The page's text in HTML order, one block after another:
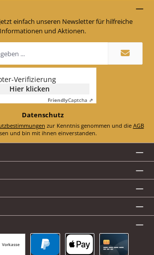
einfach unseren Newsletter für hilfreiche
Informationen und Aktionen.
Verifizierung
Hier klicken
FriendlyCaptcha ⇗
Datenschutz
zur Kenntnis genommen und die AGB
und bin mit ihnen einverstanden.
Vorkasse